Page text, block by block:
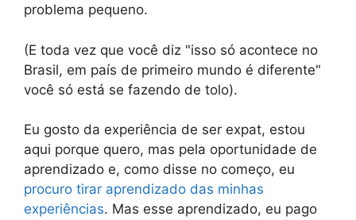
problema pequeno.
(E toda vez que você diz "isso só acontece no
Brasil, em país de primeiro mundo é diferente"
você só está se fazendo de tolo).
Eu gosto da experiência de ser expat, estou
aqui porque quero, mas pela oportunidade de
aprendizado e, como disse no começo, eu
procuro tirar aprendizado das minhas
experiências. Mas esse aprendizado, eu pago